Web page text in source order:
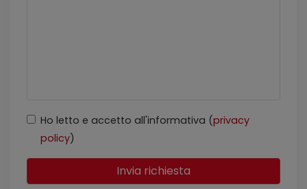
Ho letto e accetto all'informativa (privacy
policy)
Invia richiesta